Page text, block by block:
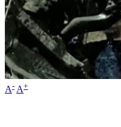
A- A+